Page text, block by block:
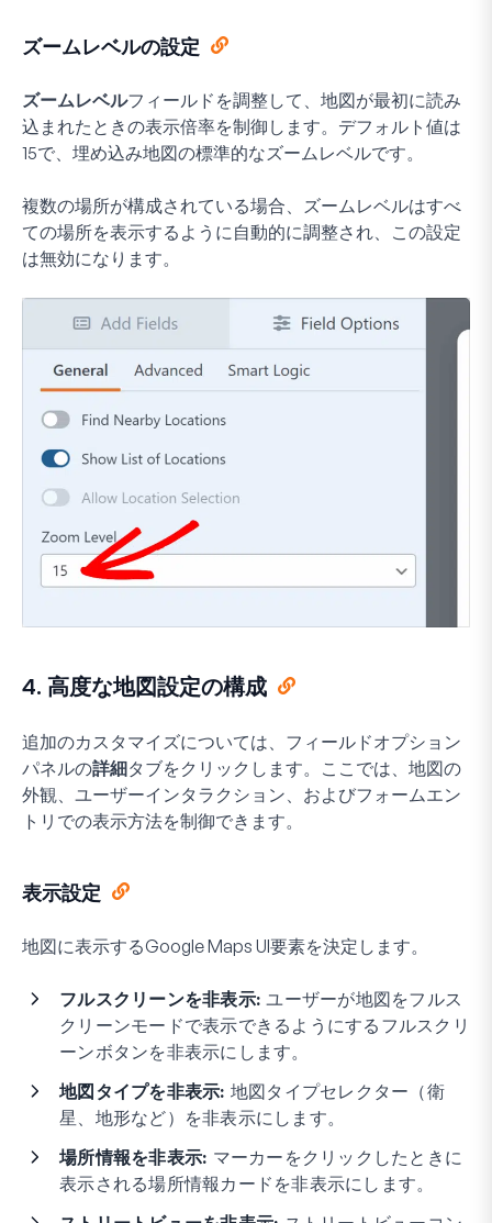
ズームレベルの設定
ズームレベルフィールドを調整して、地図が最初に読み
込まれたときの表示倍率を制御します。デフォルト値は
15で、埋め込み地図の標準的なズームレベルです。
複数の場所が構成されている場合、ズームレベルはすべ
ての場所を表示するように自動的に調整され、この設定
は無効になります。
4. 高度な地図設定の構成
追加のカスタマイズについては、フィールドオプション
パネルの詳細タブをクリックします。ここでは、地図の
外観、ユーザーインタラクション、およびフォームエン
トリでの表示方法を制御できます。
表示設定
地図に表示するGoogle Maps UI要素を決定します。
フルスクリーンを非表示: ユーザーが地図をフルス
クリーンモードで表示できるようにするフルスクリ
ーンボタンを非表示にします。
地図タイプを非表示: 地図タイプセレクター（衛
星、地形など）を非表示にします。
場所情報を非表示: マーカーをクリックしたときに
表示される場所情報カードを非表示にします。